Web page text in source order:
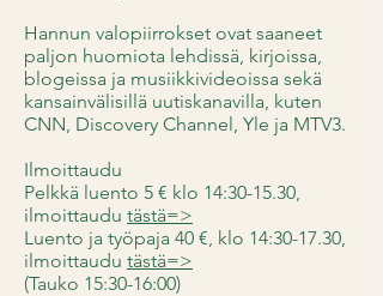
Hannun valopiirrokset ovat saaneet
paljon huomiota lehdissä, kirjoissa,
blogeissa ja musiikkivideoissa sekä
kansainvälisillä uutiskanavilla, kuten
CNN, Discovery Channel, Yle ja MTV3.
Ilmoittaudu
Pelkkä luento 5 € klo 14:30-15.30,
ilmoittaudu tästä=>
Luento ja työpaja 40 €, klo 14:30-17.30,
ilmoittaudu tästä=>
(Tauko 15:30-16:00)